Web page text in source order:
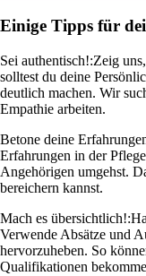
Einige Tipps für
Sei authentisch!:Zeig
solltest du deine
deutlich machen. Wir
Empathie arbeiten.
Betone deine
Erfahrungen in der
Angehörigen umgehst.
bereichern kannst.
Mach es übersichtlich!:
Verwende Absätze und
hervorzuheben. So
Qualifikationen